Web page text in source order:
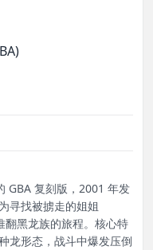
GBA 复刻版，2001 年发
寻找被掳走的姐姐
黑龙族的旅程。核心特
龙形态，战斗中爆发压倒